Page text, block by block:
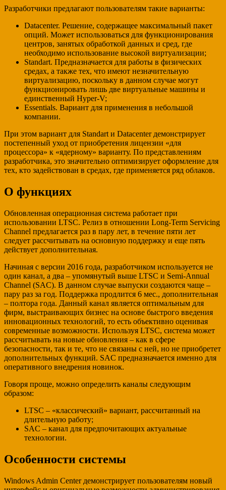
Разработчики предлагают пользователям такие варианты:
Datacenter. Решение, содержащее максимальный пакет
опций. Может использоваться для функционирования
центров, занятых обработкой данных и сред, где
необходимо использование высокой виртуализации;
Standart. Предназначается для работы в физических
средах, а также тех, что имеют незначительную
виртуализацию, поскольку в данном случае могут
функционировать лишь две виртуальные машины и
единственный Hyper-V;
Essentials. Вариант для применения в небольшой
компании.
При этом вариант для Standart и Datacenter демонстрирует
постепенный уход от приобретения лицензии «для
процессора» к «ядерному» варианту. По представлениям
разработчика, это значительно оптимизирует оформление для
тех, кто задействован в средах, где применяется ряд облаков.
О функциях
Обновленная операционная система работает при
использовании LTSC. Релиз в отношении Long-Term Servicing
Channel предлагается раз в пару лет, в течение пяти лет
следует рассчитывать на основную поддержку и еще пять
действует дополнительная.
Начиная с версии 2016 года, разработчиком используется не
один канал, а два – упомянутый выше LTSC и Semi-Annual
Channel (SAC). В данном случае выпуски создаются чаще –
пару раз за год. Поддержка продлится 6 мес., дополнительная
– полтора года. Данный канал является оптимальным для
фирм, выстраивающих бизнес на основе быстрого введения
инновационных технологий, то есть объективно оценивая
современные возможности. Используя LTSC, система может
рассчитывать на новые обновления – как в сфере
безопасности, так и те, что не связаны с ней, но не приобретет
дополнительных функций. SAC предназначается именно для
оперативного внедрения новинок.
Говоря проще, можно определить каналы следующим
образом:
LTSC – «классический» вариант, рассчитанный на
длительную работу;
SAC – канал для предпочитающих актуальные
технологии.
Особенности системы
Windows Admin Center демонстрирует пользователям новый